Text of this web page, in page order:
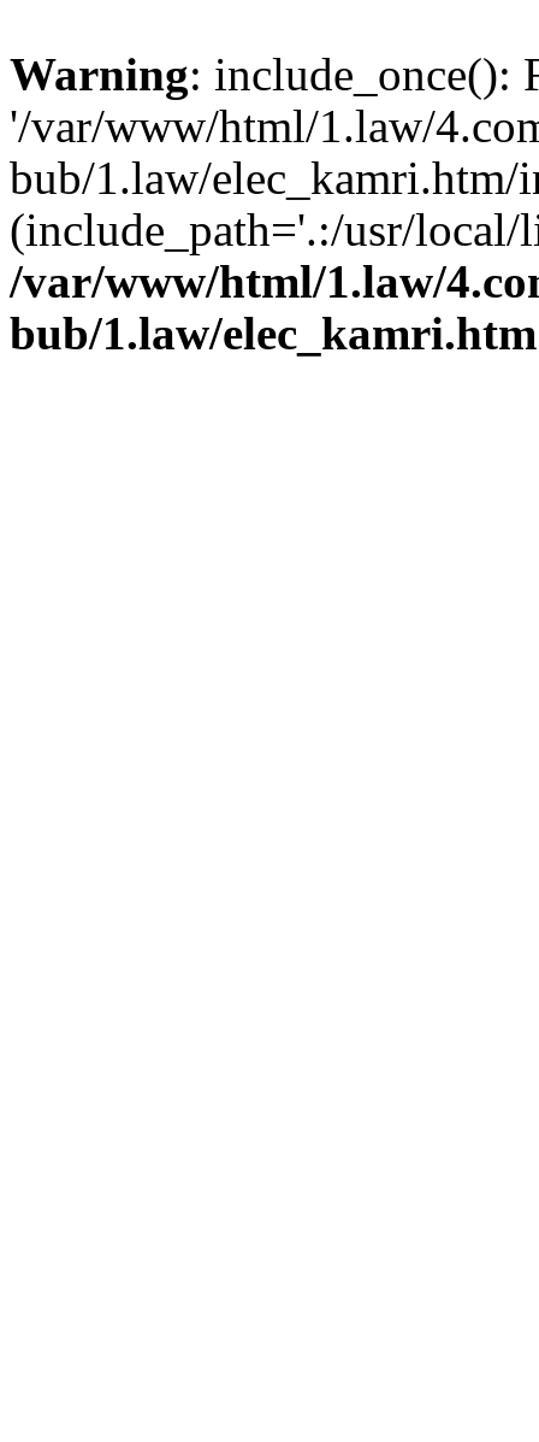
Warning: include_once():
'/var/www/html/1.law/
bub/1.law/
(include_path='.:/usr/
/var/www/html/1.law/
bub/1.law/elec_kamri.htm